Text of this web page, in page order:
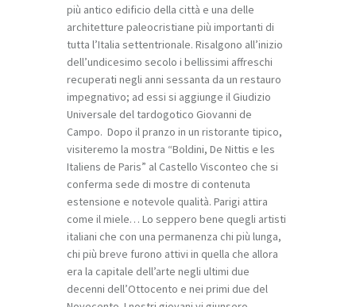
più antico edificio della città e una delle
architetture paleocristiane più importanti di
tutta l’Italia settentrionale. Risalgono all’inizio
dell’undicesimo secolo i bellissimi affreschi
recuperati negli anni sessanta da un restauro
impegnativo; ad essi si aggiunge il Giudizio
Universale del tardogotico Giovanni de
Campo. Dopo il pranzo in un ristorante tipico,
visiteremo la mostra “Boldini, De Nittis e les
Italiens de Paris” al Castello Visconteo che si
conferma sede di mostre di contenuta
estensione e notevole qualità. Parigi attira
come il miele… Lo seppero bene quegli artisti
italiani che con una permanenza chi più lunga,
chi più breve furono attivi in quella che allora
era la capitale dell’arte negli ultimi due
decenni dell’Ottocento e nei primi due del